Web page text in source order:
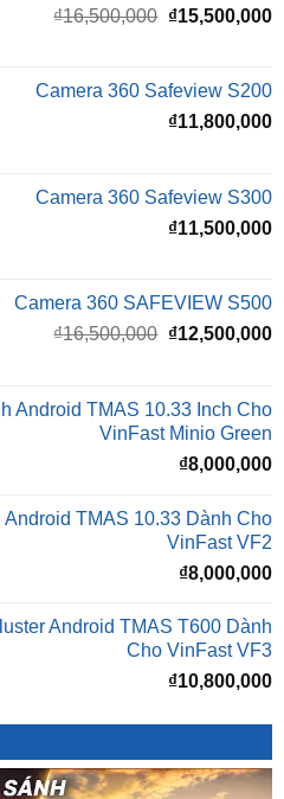
₫16,500,000.
Camera 360 Safeview S200
Camera 360 Safeview S300
Camera 360 SAFEVIEW S500
gốc
là:
₫16,500,000.
Android TMAS 10.33 Inch Cho
₫8,000,000
Android TMAS 10.33 Dành Cho
₫8,000,000
Android TMAS T600 Dành
Cho VinFast VF3
₫10,800,000